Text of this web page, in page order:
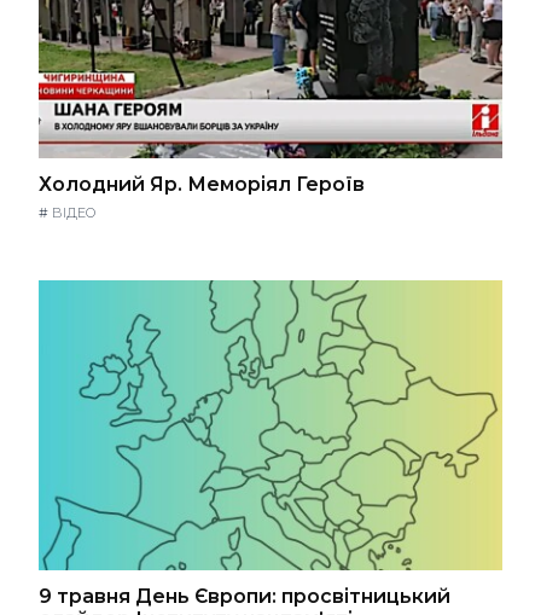
Холодний Яр. Меморіял Героїв
# ВІДЕО
9 травня День Європи: просвітницький